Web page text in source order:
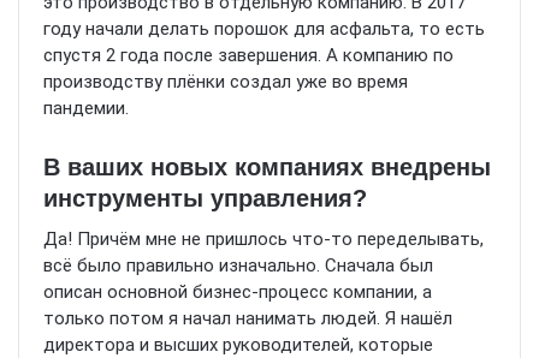
году начали делать порошок для асфальта, то есть
спустя 2 года после завершения. А компанию по
производству плёнки создал уже во время
пандемии.
В ваших новых компаниях внедрены
инструменты управления?
Да! Причём мне не пришлось что-то переделывать,
всё было правильно изначально. Сначала был
описан основной бизнес-процесс компании, а
только потом я начал нанимать людей. Я нашёл
директора и высших руководителей, которые